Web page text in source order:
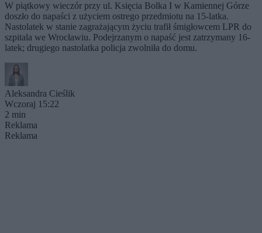
W piątkowy wieczór przy ul. Księcia Bolka I w Kamiennej Górze
doszło do napaści z użyciem ostrego przedmiotu na 15-latka.
Nastolatek w stanie zagrażającym życiu trafił śmigłowcem LPR do
szpitala we Wrocławiu. Podejrzanym o napaść jest zatrzymany 16-
latek; drugiego nastolatka policja zwolniła do domu.
Aleksandra Cieślik
Wczoraj 15:22
2 min
Reklama
Reklama